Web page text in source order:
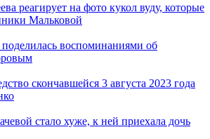
реагирует на фото кукол вуду, которые
Мальковой
воспоминаниями об
скончавшейся 3 августа 2023 года
стало хуже, к ней приехала дочь